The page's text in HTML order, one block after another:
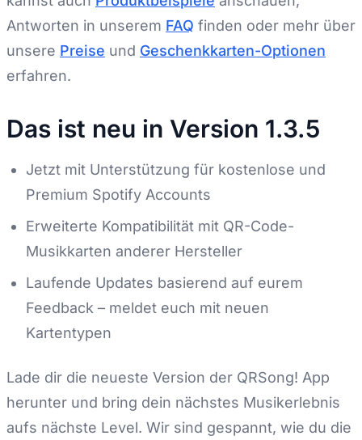
Antworten in unserem FAQ finden oder mehr über
unsere Preise und Geschenkkarten-Optionen
erfahren.
Das ist neu in Version 1.3.5
Jetzt mit Unterstützung für kostenlose und
Premium Spotify Accounts
Erweiterte Kompatibilität mit QR-Code-
Musikkarten anderer Hersteller
Laufende Updates basierend auf eurem
Feedback – meldet euch mit neuen
Kartentypen
Lade dir die neueste Version der QRSong! App
herunter und bring dein nächstes Musikerlebnis
aufs nächste Level. Wir sind gespannt, wie du die